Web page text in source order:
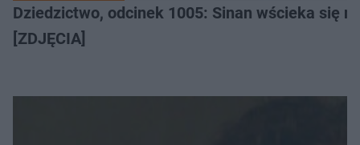
Dziedzictwo, odcinek 1005: Sinan wścieka się
[ZDJĘCIA]